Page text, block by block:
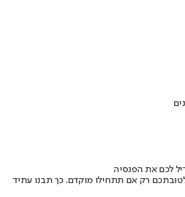
לכם את הפנסיה
רק אם תתחילו מוקדם. כך תבנו עתיד